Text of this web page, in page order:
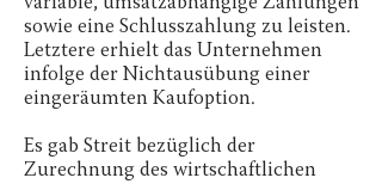
variable, umsatzabhängige Zahlungen
sowie eine Schlusszahlung zu leisten.
Letztere erhielt das Unternehmen
infolge der Nichtausübung einer
eingeräumten Kaufoption.
Es gab Streit bezüglich der
Zurechnung des wirtschaftlichen